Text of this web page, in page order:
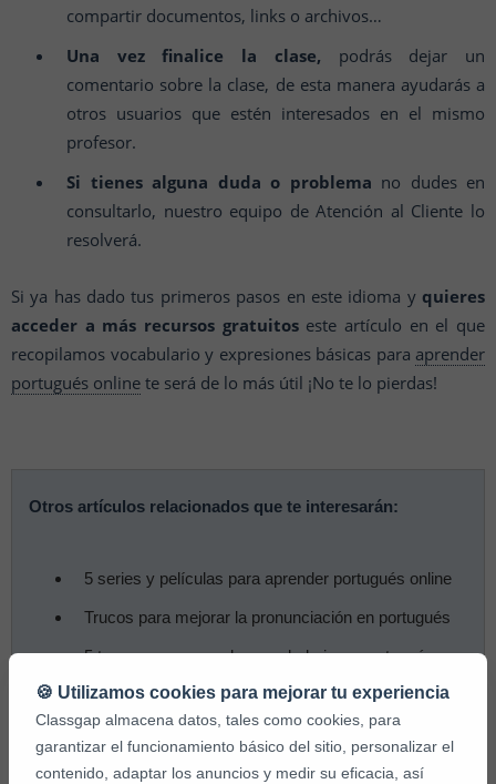
compartir documentos, links o archivos…
Una vez finalice la clase, podrás dejar un
comentario sobre la clase, de esta manera ayudarás a
otros usuarios que estén interesados en el mismo
profesor.
Si tienes alguna duda o problema no dudes en
consultarlo, nuestro equipo de Atención al Cliente lo
resolverá.
Si ya has dado tus primeros pasos en este idioma y quieres
acceder a más recursos gratuitoseste artículo en el que
recopilamos vocabulario y expresiones básicas para aprender
portugués online te será de lo más útil ¡No te lo pierdas!
Otros artículos relacionados que te interesarán:
5 series y películas para aprender portugués online
Trucos para mejorar la pronunciación en portugués
5 trucos para aprender vocabulario en portugués
El mejor método para aprender portugués online
Beneficios de las clases de portugués online
Cómo aprender portugués online
🍪 Utilizamos cookies para mejorar tu experiencia
Classgap almacena datos, tales como cookies, para
garantizar el funcionamiento básico del sitio, personalizar el
contenido, adaptar los anuncios y medir su eficacia, así